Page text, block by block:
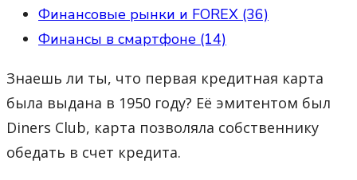
Финансовые рынки и FOREX (36)
Финансы в смартфоне (14)
Знаешь ли ты, что первая кредитная карта
была выдана в 1950 году? Её эмитентом был
Diners Club, карта позволяла собственнику
обедать в счет кредита.